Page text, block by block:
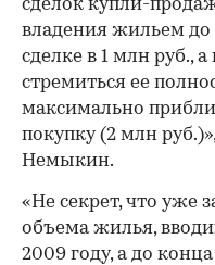
сделок купли-
владения жильем до
сделке в 1 млн руб.,
стремиться ее
максимально
покупку (2 млн
Немыкин.
«Не секрет, что уже
объема жилья,
2009 году, а до